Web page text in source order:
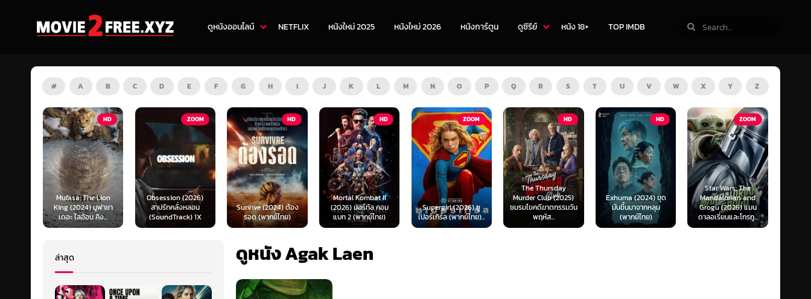
ดูหนังออนไลน์ NETFLIX หนังใหม่ 2025 หนังใหม่ 2026 หนังการ์ตูน ดูซีรีย์ หนัง 18+ TOP IMDB
# A B C D E F G H I J K L M N O P Q R S T U V W X Y Z
ZOOM
Obsession (2026)
สาปรักคลั่งหลอน
(SoundTrack) 1X
HD
Survive (2024) ต้อง
รอด (พากย์ไทย)
HD
Mortal Kombat II
(2026) มอร์ทัล คอม
แบท 2 (พากย์ไทย)
ZOOM
Supergirl (2026) ซู
เปอร์เกิร์ล (พากย์ไทย)...
HD
The Thursday
Murder Club (2025)
ชมรมไขคดีฆาตกรรมวัน
พฤหัส...
HD
Exhuma (2024) ขุด
มันขึ้นมาจากหลุม
(พากย์ไทย)
ZOOM
Star Wars: The
Mandalorian and
Grogu (2026) แมน
ดาลอเรี่ยนและโกรกู...
TV
The Last of Us
Season 1-2 (2025)
เดอะ ลาสต์ ออฟ อัส
ดูหนัง Agak Laen
ล่าสุด